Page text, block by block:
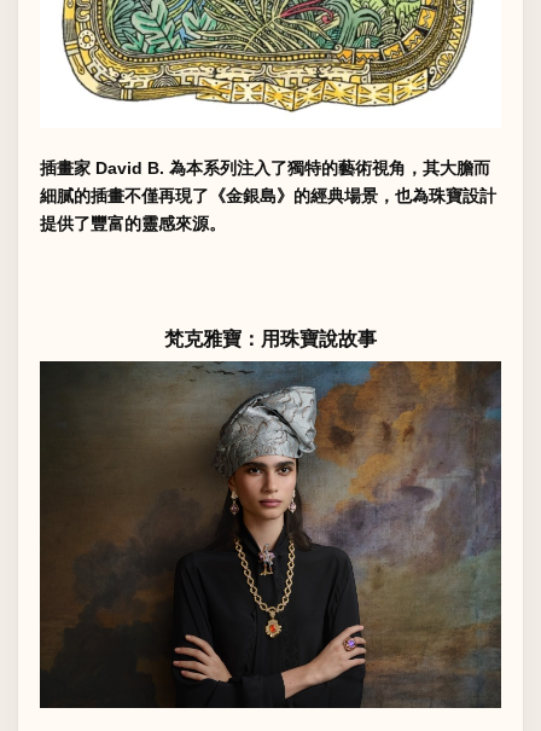
插畫家 David B. 為本系列注入了獨特的藝術視角，其大膽而
細膩的插畫不僅再現了《金銀島》的經典場景，也為珠寶設計
提供了豐富的靈感來源。
梵克雅寶：用珠寶說故事